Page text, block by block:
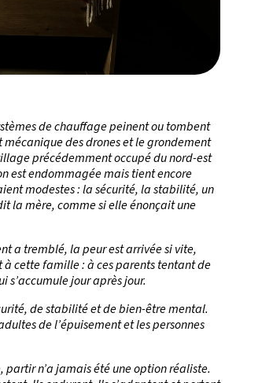
de chauffage peinent ou tombent
mécanique des drones et le grondement
précédemment occupé du nord-est
est endommagée mais tient encore
modestes : la sécurité, la stabilité, un
la mère, comme si elle énonçait une
a tremblé, la peur est arrivée si vite,
à cette famille : à ces parents tentant de
s’accumule jour après jour.
de stabilité et de bien-être mental.
de l’épuisement et les personnes
n’a jamais été une option réaliste.